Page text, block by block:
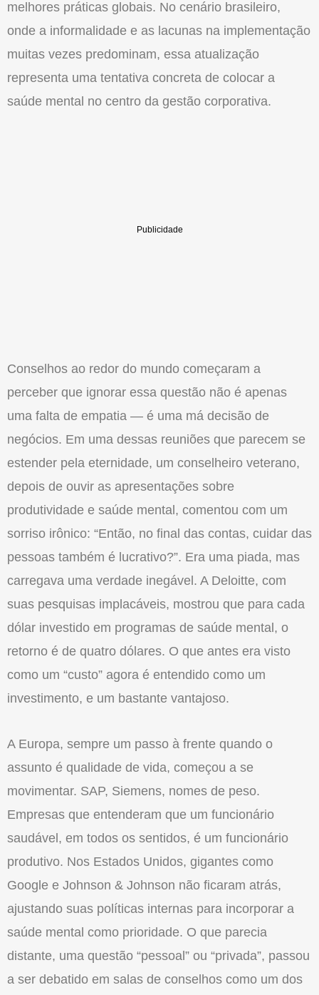
melhores práticas globais. No cenário brasileiro,
onde a informalidade e as lacunas na implementação
muitas vezes predominam, essa atualização
representa uma tentativa concreta de colocar a
saúde mental no centro da gestão corporativa.
Conselhos ao redor do mundo começaram a
perceber que ignorar essa questão não é apenas
uma falta de empatia — é uma má decisão de
negócios. Em uma dessas reuniões que parecem se
estender pela eternidade, um conselheiro veterano,
depois de ouvir as apresentações sobre
produtividade e saúde mental, comentou com um
sorriso irônico: “Então, no final das contas, cuidar das
pessoas também é lucrativo?”. Era uma piada, mas
carregava uma verdade inegável. A Deloitte, com
suas pesquisas implacáveis, mostrou que para cada
dólar investido em programas de saúde mental, o
retorno é de quatro dólares. O que antes era visto
como um “custo” agora é entendido como um
investimento, e um bastante vantajoso.
A Europa, sempre um passo à frente quando o
assunto é qualidade de vida, começou a se
movimentar. SAP, Siemens, nomes de peso.
Empresas que entenderam que um funcionário
saudável, em todos os sentidos, é um funcionário
produtivo. Nos Estados Unidos, gigantes como
Google e Johnson & Johnson não ficaram atrás,
ajustando suas políticas internas para incorporar a
saúde mental como prioridade. O que parecia
distante, uma questão “pessoal” ou “privada”, passou
a ser debatido em salas de conselhos como um dos